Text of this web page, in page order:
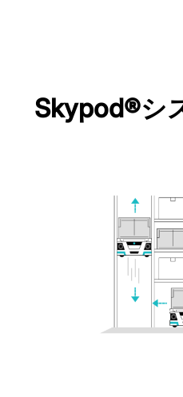
Skypod®シ